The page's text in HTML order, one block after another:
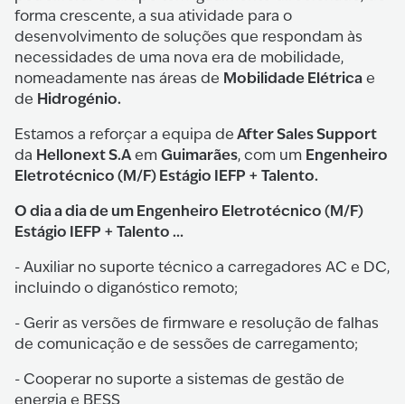
forma crescente, a sua atividade para o
desenvolvimento de soluções que respondam às
necessidades de uma nova era de mobilidade,
nomeadamente nas áreas de Mobilidade Elétricae
de Hidrogénio.
Estamos a reforçar a equipa deAfter Sales Support
da Hellonext S.AemGuimarães, com um Engenheiro
Eletrotécnico (M/F) Estágio IEFP + Talento.
O dia a dia de um Engenheiro Eletrotécnico (M/F)
Estágio IEFP + Talento …
- Auxiliar no suporte técnico a carregadores AC e DC,
incluindo o diganóstico remoto;
- Gerir as versões de firmware e resolução de falhas
de comunicação e de sessões de carregamento;
- Cooperar no suporte a sistemas de gestão de
energia e BESS